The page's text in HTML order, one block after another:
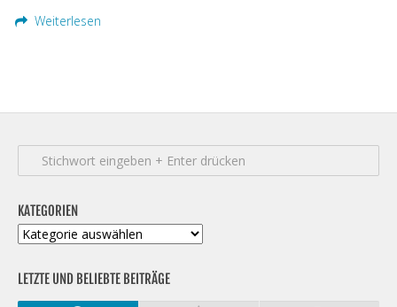
Mobilfunk-Tarifrechner
Weiterlesen
KATEGORIEN
Kategorien
LETZTE UND BELIEBTE BEITRÄGE